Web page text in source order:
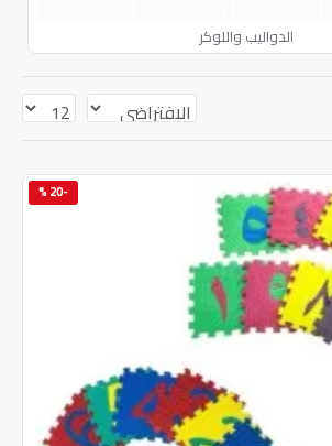
الدواليب واللوكر
-20 %